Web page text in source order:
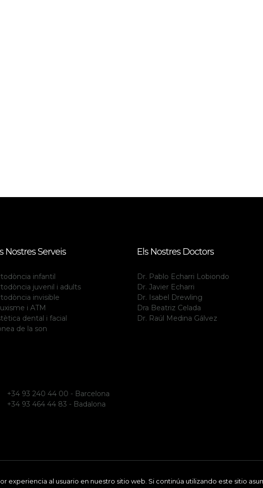
Nostres Serveis
infantil
juvenil i adults
invisible
i ATM
dental i facial
de la son
Els Nostres Doctors
Dr. Pablo Echarri Lobiondo
Dr. Javier Echarri
Dr. Isabel Drewling
Dra Beatriz Celada
Dr. Raúl Medina Gálvez
+34 93 240 44 00 - Barcelona
+34 93 464 44 83 - Badalona
experiencia al usuario en nuestro sitio web. Si continúa utilizando este sitio